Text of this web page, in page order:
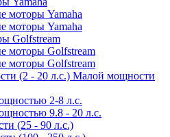
моторы Yamaha
моторы Yamaha
Golfstream
моторы Golfstream
моторы Golfstream
Малой мощности
2-8 л.с.
9.8 - 20 л.с.
(25 - 90 л.с.)